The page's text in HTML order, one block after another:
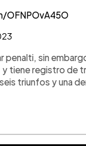
penalti, sin
tiene registro de
triunfos y una